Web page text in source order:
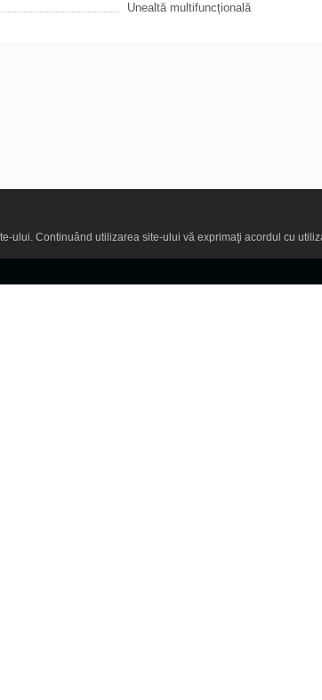
Unealtă multifuncțională
ului. Continuând utilizarea site-ului vă exprimaţi acordul cu